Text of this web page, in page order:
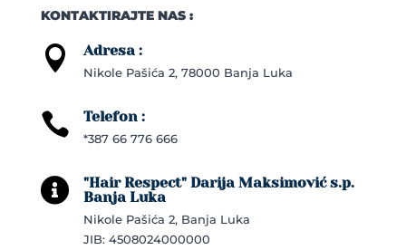
KONTAKTIRAJTE NAS :
 Adresa :
Nikole Pašića 2, 78000 Banja Luka
 Telefon :
*387 66 776 666

"Hair Respect" Darija Maksimović s.p.
Banja Luka
Nikole Pašića 2, Banja Luka
JIB: 4508024000000